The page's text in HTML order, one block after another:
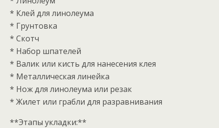
* Клей для линолеума
* Грунтовка
* Скотч
* Набор шпателей
* Валик или кисть для нанесения клея
* Металлическая линейка
* Нож для линолеума или резак
* Жилет или грабли для разравнивания
**Этапы укладки:**